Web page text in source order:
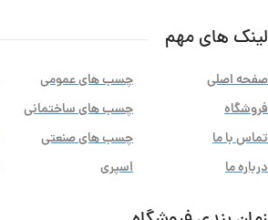
لینک های مهم
صفحه اصلی
فروشگاه
تماس با ما
درباره ما
چسب های عمومی
چسب های ساختمانی
چسب های صنعتی
اسپری